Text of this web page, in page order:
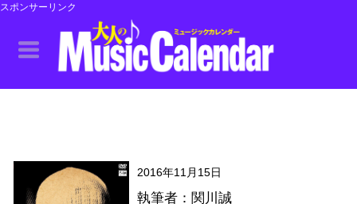
スポンサーリンク
2016年11月15日
執筆者：関川誠